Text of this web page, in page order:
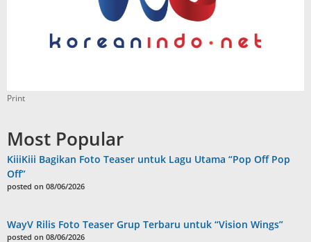
Print
Most Popular
KiiiKiii Bagikan Foto Teaser untuk Lagu Utama “Pop Off Pop
Off”
posted on 08/06/2026
WayV Rilis Foto Teaser Grup Terbaru untuk “Vision Wings”
posted on 08/06/2026